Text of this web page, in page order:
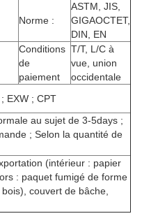
Norme :
ASTM, JIS,
GIGAOCTET,
DIN, EN
Conditions
de
paiement
T/T, L/C à
vue, union
occidentale
EXW ; CPT
au sujet de 3-5days ;
; Selon la quantité de
(intérieur : papier
: paquet fumigé de forme
couvert de bâche,